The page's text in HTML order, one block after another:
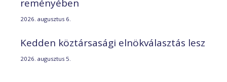
reményében
2026. augusztus 6.
Kedden köztársasági elnökválasztás lesz
2026. augusztus 5.